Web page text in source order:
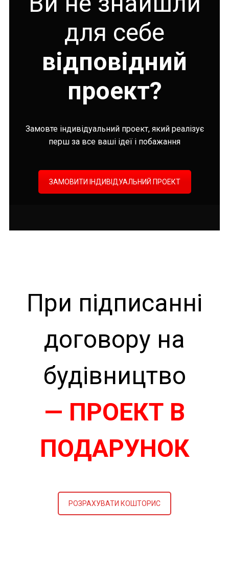
для себе
відповідний
проект?
Замовте індивідуальний проект, який реалізує
перш за все ваші ідеї і побажання
ЗАМОВИТИ ІНДИВІДУАЛЬНИЙ ПРОЕКТ
При підписанні
договору на
будівництво
— ПРОЕКТ В
ПОДАРУНОК
РОЗРАХУВАТИ КОШТОРИС